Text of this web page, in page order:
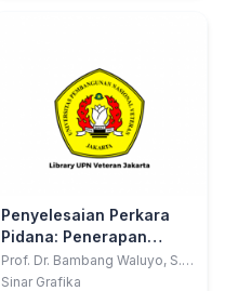
Penyelesaian Perkara
Pidana: Penerapan
Keadilan Restoratif dan
Transformatif
Prof. Dr. Bambang Waluyo, S.H.,
M.H
Sinar Grafika